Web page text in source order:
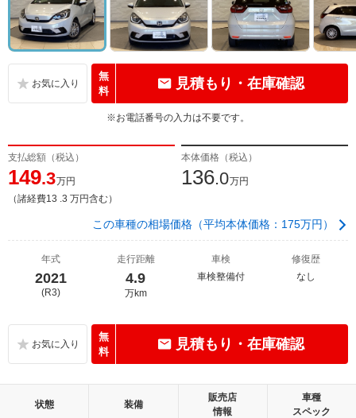
無
料
見積もり・在庫確認
※お電話番号の入力は不要です。
支払総額（税込）
149.3万円
（諸経費13 .3 万円含む）
本体価格（税込）
136.0万円
この車種の相場価格（平均本体価格：175万円）
年式
2021
(R3)
走行距離
4.9
万km
車検
車検整備付
修復歴
なし
無
料
見積もり・在庫確認
状態 装備
販売店
情報
車種
スペック